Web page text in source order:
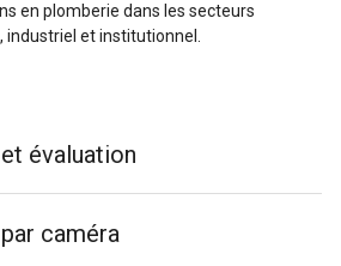
en plomberie dans les secteurs
et institutionnel.
évaluation
caméra